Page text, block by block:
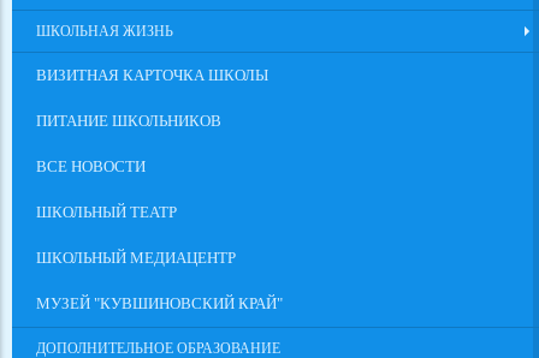
ШКОЛЬНАЯ ЖИЗНЬ
ВИЗИТНАЯ КАРТОЧКА ШКОЛЫ
ПИТАНИЕ ШКОЛЬНИКОВ
ВСЕ НОВОСТИ
ШКОЛЬНЫЙ ТЕАТР
ШКОЛЬНЫЙ МЕДИАЦЕНТР
МУЗЕЙ "КУВШИНОВСКИЙ КРАЙ"
ДОПОЛНИТЕЛЬНОЕ ОБРАЗОВАНИЕ